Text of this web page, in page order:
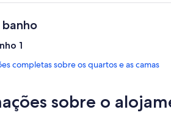
banho
1
completas sobre os quartos e as camas
sobre o